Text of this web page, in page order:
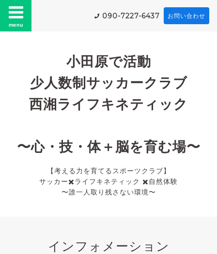
menu
090-7227-6437 お問い合わせ
小田原で活動
少人数制サッカークラブ
西湘ライフキネティック
〜心・技・体＋脳を育む場〜
【考える力を育てるスポーツクラブ】
サッカー✖️ライフキネティック ✖️自然体験
〜誰一人取り残さない環境〜
インフォメーション